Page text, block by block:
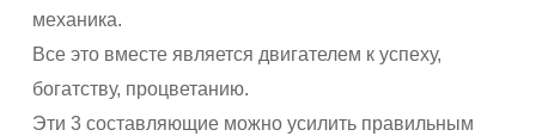
механика.
Все это вместе является двигателем к успеху,
богатству, процветанию.
Эти 3 составляющие можно усилить правильным